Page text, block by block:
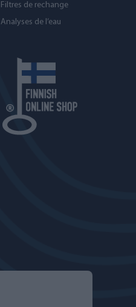
Filtres de rechange
Analyses de l’eau